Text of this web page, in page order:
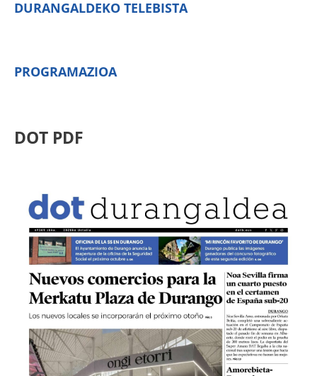
DURANGALDEKO TELEBISTA
PROGRAMAZIOA
DOT PDF